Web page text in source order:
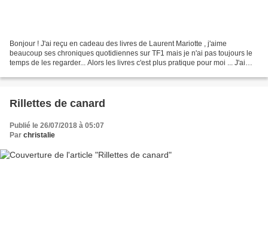
Bonjour ! J'ai reçu en cadeau des livres de Laurent Mariotte , j'aime
beaucoup ses chroniques quotidiennes sur TF1 mais je n'ai pas toujours le
temps de les regarder... Alors les livres c'est plus pratique pour moi ... J'ai
Rillettes de canard
Publié le 26/07/2018 à 05:07
Par christalie